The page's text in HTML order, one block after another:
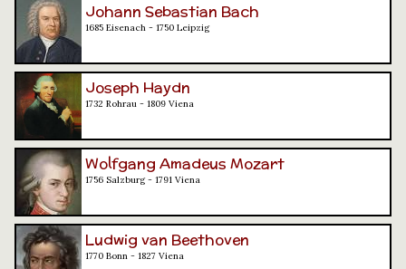
Johann Sebastian Bach
1685 Eisenach - 1750 Leipzig
Joseph Haydn
1732 Rohrau - 1809 Viena
Wolfgang Amadeus Mozart
1756 Salzburg - 1791 Viena
Ludwig van Beethoven
1770 Bonn - 1827 Viena